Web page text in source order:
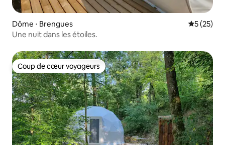
Dôme ⋅ Brengues
5 (25)
Une nuit dans les étoiles.
Coup de cœur voyageurs
Coup de cœur voyageurs